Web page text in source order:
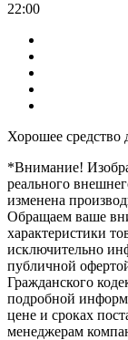
22:00
Хорошее средство
*Внимание!
реального
изменена
Обращаем ваше
характеристики
исключительно
публичной
Гражданского
подробной
цене и сроках
менеджерам